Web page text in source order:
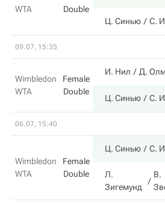
WTA
Double
Ц. Синью С.
09.07, 15:35
Wimbledon
WTA
Female
Double
И. Нил Д.
Ц. Синью С.
06.07, 15:40
Wimbledon
WTA
Female
Double
Ц. Синью С.
Л.
Зигемунд
В.